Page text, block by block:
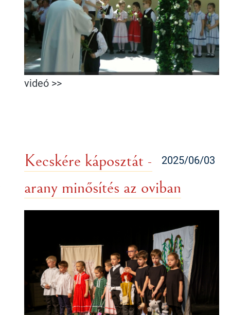
videó >>
2025/06/03
Kecskére káposztát -
arany minősítés az oviban